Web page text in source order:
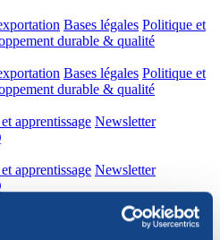
Bases légales Politique et
durable & qualité
Bases légales Politique et
durable & qualité
apprentissage Newsletter
apprentissage Newsletter